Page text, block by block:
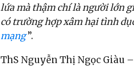
lứa mà thậm chí là người lớn
có trường hợp xâm hại tình
mạng”.
ThS Nguyễn Thị Ngọc Giàu